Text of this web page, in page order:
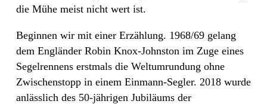
die Mühe meist nicht wert ist.
Beginnen wir mit einer Erzählung. 1968/69 gelang
dem Engländer Robin Knox-Johnston im Zuge eines
Segelrennens erstmals die Weltumrundung ohne
Zwischenstopp in einem Einmann-Segler. 2018 wurde
anlässlich des 50-jährigen Jubiläums der